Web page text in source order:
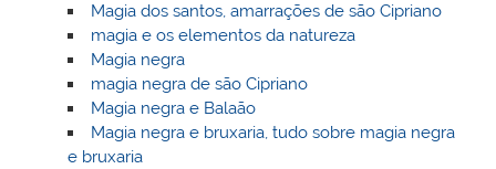
Magia dos santos, amarrações de são Cipriano
magia e os elementos da natureza
Magia negra
magia negra de são Cipriano
Magia negra e Balaão
Magia negra e bruxaria, tudo sobre magia negra
e bruxaria